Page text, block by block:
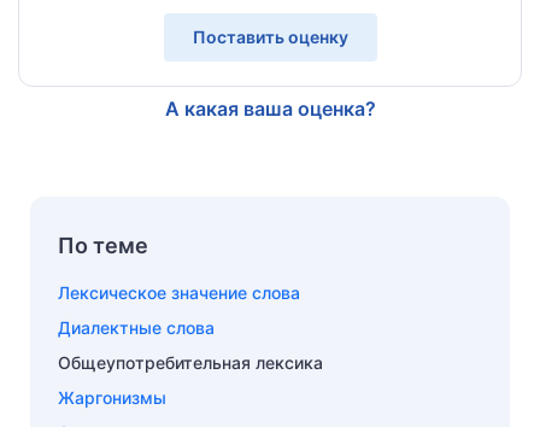
Поставить оценку
А какая ваша оценка?
По теме
Лексическое значение слова
Диалектные слова
Общеупотребительная лексика
Жаргонизмы